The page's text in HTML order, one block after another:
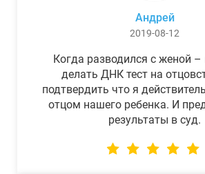
Андрей
2019-08-12
Когда разводился с женой
делать ДНК тест на
подтвердить что я
отцом нашего ребенка. И
результаты в суд.